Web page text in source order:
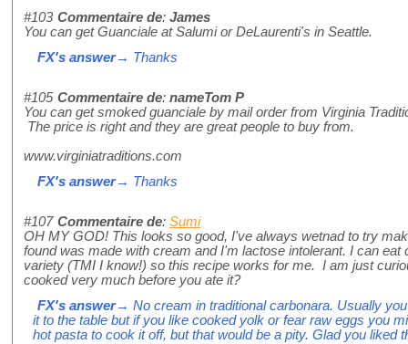
#103 Commentaire de: James
You can get Guanciale at Salumi or DeLaurenti's in Seattle.
FX's answer→ Thanks
#105 Commentaire de: nameTom P
You can get smoked guanciale by mail order from Virginia
The price is right and they are great people to buy from.
www.virginiatraditions.com
FX's answer→ Thanks
#107 Commentaire de: Sumi
OH MY GOD! This looks so good, I've always wetnad to try
found was made with cream and I'm lactose intolerant. I can eat
variety (TMI I know!) so this recipe works for me. I am just
cooked very much before you ate it?
FX's answer→ No cream in traditional carbonara. Usually
it to the table but if you like cooked yolk or fear raw eggs you
hot pasta to cook it off, but that would be a pity. Glad you liked